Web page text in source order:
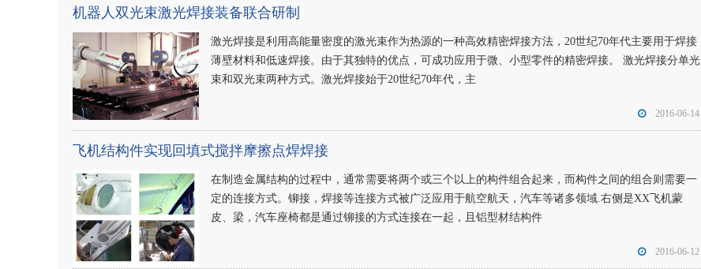
机器人双光束激光焊接装备联合研制
激光焊接是利用高能量密度的激光束作为热源的一种高效精密焊接方法，20世纪70年代主要用于焊接
薄壁材料和低速焊接。由于其独特的优点，可成功应用于微、小型零件的精密焊接。 激光焊接分单光
束和双光束两种方式。激光焊接始于20世纪70年代，主
2016-06-14
飞机结构件实现回填式搅拌摩擦点焊焊接
在制造金属结构的过程中，通常需要将两个或三个以上的构件组合起来，而构件之间的组合则需要一
定的连接方式。铆接，焊接等连接方式被广泛应用于航空航天，汽车等诸多领域.右侧是ХХ飞机蒙
皮、梁，汽车座椅都是通过铆接的方式连接在一起，且铝型材结构件
2016-06-12